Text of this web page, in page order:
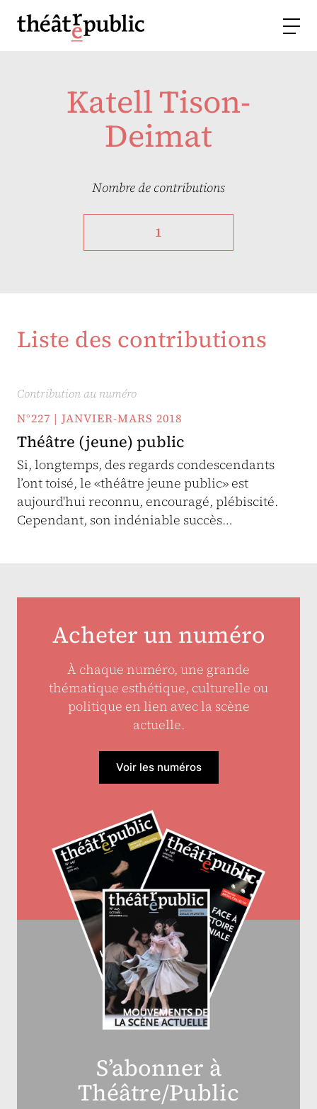
Katell Tison-
Deimat
Nombre de contributions
1
Liste des contributions
Contribution au numéro
N°227 | JANVIER-MARS 2018
Théâtre (jeune) public
Si, longtemps, des regards condescendants
l’ont toisé, le «théâtre jeune public» est
aujourd'hui reconnu, encouragé, plébiscité.
Cependant, son indéniable succès…
Acheter un numéro
À chaque numéro, une grande
thématique esthétique, culturelle ou
politique en lien avec la scène
actuelle.
Voir les numéros
S’abonner à
Théâtre/Public